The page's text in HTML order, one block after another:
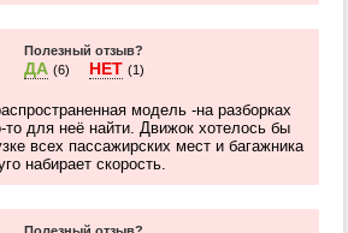
Полезный отзыв?
ДА (6) НЕТ (1)
модель -на разборках
то для неё найти. Движок хотелось бы
всех пассажирских мест и багажника
набирает скорость.